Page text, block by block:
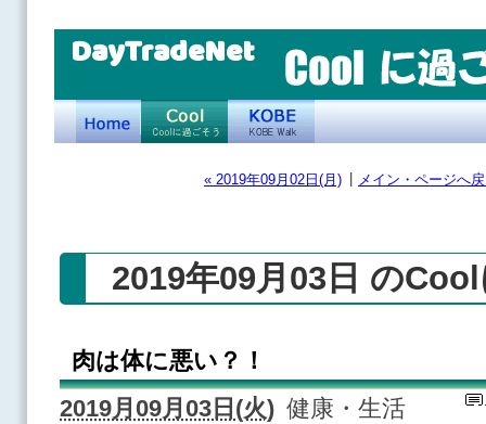
DayTradeNet
« 2019年09月02日(月) メイン・ページへ
2019年09月03日 の
肉は体に悪い？！
2019月09月03日(火) 健康・生活